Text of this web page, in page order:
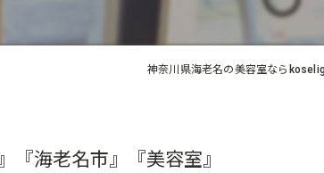
神奈川県海老名の美容室なら
『海老名市』『美容室』